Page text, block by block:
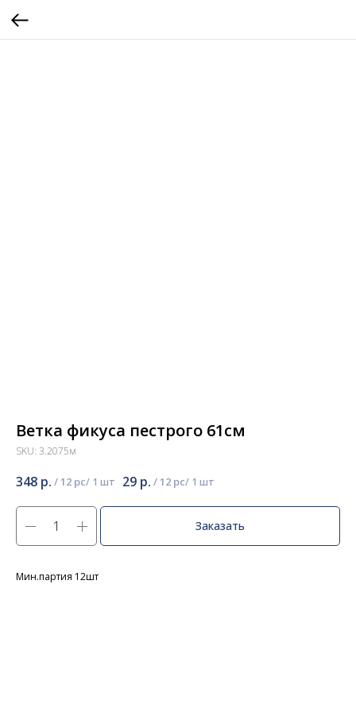
Ветка фикуса пестрого 61см
SKU: 3.2075м
348 р. / 12 pc 29 р. / 12 pc
Заказать
Мин.партия 12шт